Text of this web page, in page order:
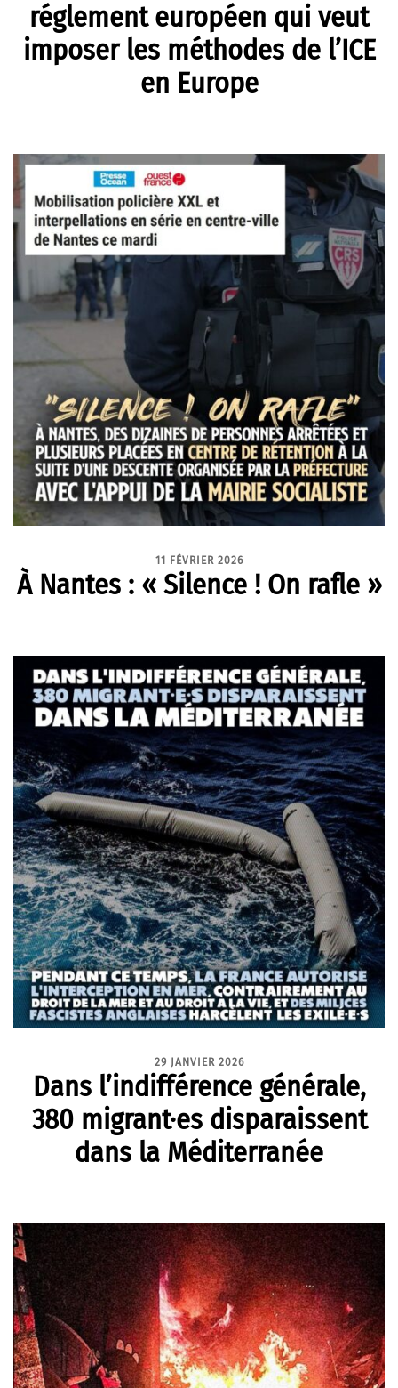
réglement européen qui veut
imposer les méthodes de l’ICE
en Europe
11 FÉVRIER 2026
À Nantes : « Silence ! On rafle »
29 JANVIER 2026
Dans l’indifférence générale,
380 migrant·es disparaissent
dans la Méditerranée